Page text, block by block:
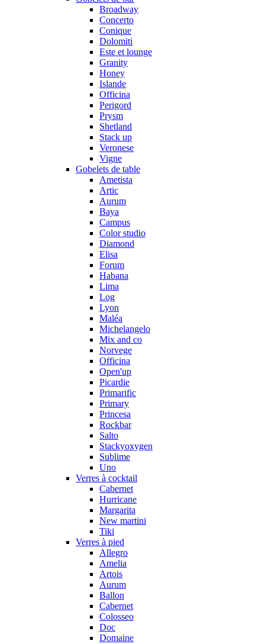
Broadway
Concerto
Conique
Dolomiti
Este et lounge
Granity
Honey
Islande
Officina
Perigord
Prysm
Shetland
Stack up
Veronese
Vigne
Gobelets de table
Ametista
Artic
Aurum
Baya
Campus
Color studio
Diamond
Elisa
Forum
Habana
Lima
Log
Lyon
Maléa
Michelangelo
Mix and co
Norvege
Officina
Open'up
Picardie
Primarific
Primary
Princesa
Rockbar
Salto
Stackyoxygen
Sublime
Uno
Verres à cocktail
Cabernet
Hurricane
Margarita
New martini
Tiki
Verres à pied
Allegro
Amelia
Artois
Aurum
Ballon
Cabernet
Colosseo
Doc
Domaine